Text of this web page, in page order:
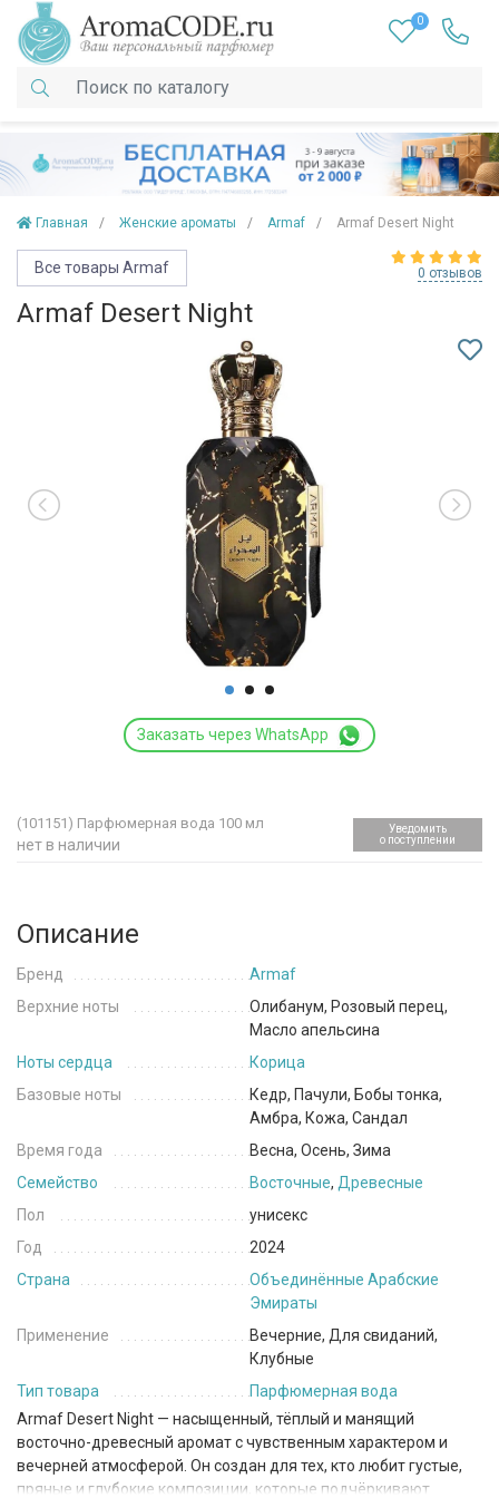
0
Главная Женские ароматы Armaf Armaf Desert Night
Все товары Armaf 0 отзывов
Armaf Desert Night
Заказать через WhatsApp
(101151) Парфюмерная вода 100 мл
нет в наличии
Уведомить
о поступлении
Описание
Бренд
Armaf
Верхние ноты
Олибанум, Розовый перец,
Масло апельсина
Ноты сердца
Корица
Базовые ноты
Кедр, Пачули, Бобы тонка,
Амбра, Кожа, Сандал
Время года
Весна, Осень, Зима
Семейство
Восточные, Древесные
Пол
унисекс
Год
2024
Страна
Объединённые Арабские
Эмираты
Применение
Вечерние, Для свиданий,
Клубные
Тип товара
Парфюмерная вода
Armaf Desert Night — насыщенный, тёплый и манящий
восточно-древесный аромат с чувственным характером и
вечерней атмосферой. Он создан для тех, кто любит густые,
пряные и глубокие композиции, которые подчёркивают